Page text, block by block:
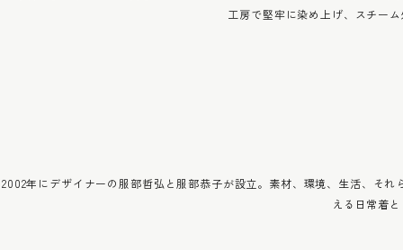
工房で堅牢に染め上げ、スチー
2002年にデザイナーの服部哲弘と服部恭子が設立。素材、環境、生活、そ
える日常着